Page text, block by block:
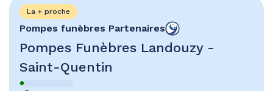
Pompes funèbres Partenaires
Pompes Funèbres Landouzy -
Saint-Quentin
La + proche